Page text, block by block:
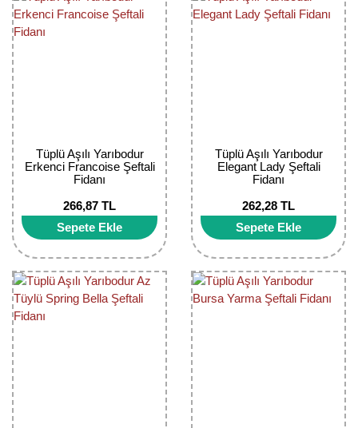
Tüplü Aşılı Yarıbodur
Erkenci Francoise Şeftali
Fidanı
266,87 TL
Sepete Ekle
Tüplü Aşılı Yarıbodur
Elegant Lady Şeftali
Fidanı
262,28 TL
Sepete Ekle